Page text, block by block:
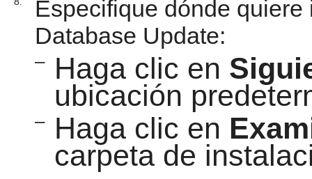
Especifique dónde
Database Update:
– Haga clic en
ubicación
– Haga clic en
carpeta de